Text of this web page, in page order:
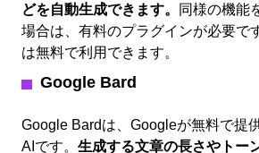
どを自動生成できます。
同様の機能
場合は、有料のプラグインが必要で
は無料で利用できます。
Google Bard
Google Bardは、Googleが無料で提
AIです。 生成する文章の長さやトー